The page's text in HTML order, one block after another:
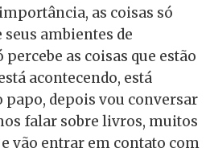
as coisas só
ambientes de
percebe as coisas que estão
acontecendo, está
papo, depois vou conversar
falar sobre livros, muitos
vão entrar em contato com